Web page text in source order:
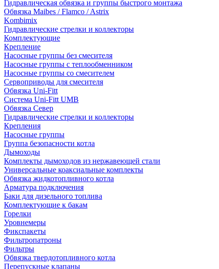
Гидравлическая обвязка и группы быстрого монтажа
Обвязка Maibes / Flamco / Astrix
Kombimix
Гидравлические стрелки и коллекторы
Комплектующие
Крепление
Насосные группы без смесителя
Насосные группы с теплообменником
Насосные группы со смесителем
Сервоприводы для смесителя
Обвязка Uni-Fitt
Система Uni-Fitt UMB
Обвязка Север
Гидравлические стрелки и коллекторы
Крепления
Насосные группы
Группа безопасности котла
Дымоходы
Комплекты дымоходов из нержавеющей стали
Универсальные коаксиальные комплекты
Обвязка жидкотопливного котла
Арматура подключения
Баки для дизельного топлива
Комплектующие к бакам
Горелки
Уровнемеры
Фикспакеты
Фильтропатроны
Фильтры
Обвязка твердотопливного котла
Перепускные клапаны